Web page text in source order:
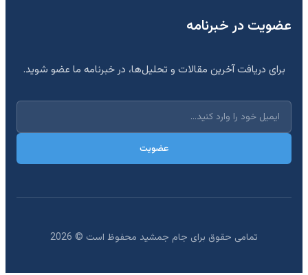
عضویت در خبرنامه
برای دریافت آخرین مقالات و تحلیل‌ها، در خبرنامه ما عضو شوید.
عضویت
تمامی حقوق برای جام جمشید محفوظ است © 2026